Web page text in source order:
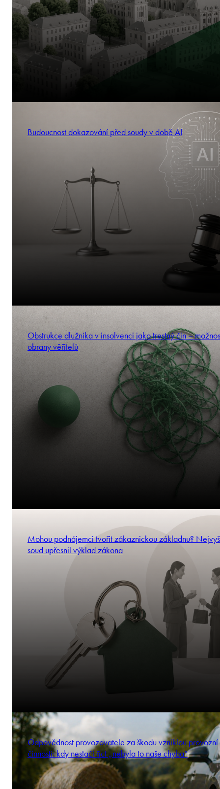
Budoucnost dokazování před soudy v době AI
Obstrukce dlužníka v insolvenci jako trestný čin –
obrany věřitelů
Mohou podnájemci tvořit zákaznickou základnu?
soud upřesnil výklad zákona
Odpovědnost provozovatele za škodu vzniklou provozní
činností: kdy nestačí říct „nebyla to naše chyba“